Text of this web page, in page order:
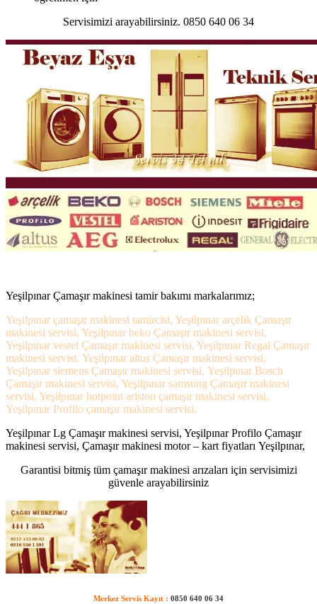
Servisimizi arayabilirsiniz. 0850 640 06 34
Yeşilpınar Çamaşır makinesi tamir bakımı markalarımız;
Yeşilpınar çamaşır makinesi tamircisi, Yeşilpınar arçelik Çamaşır
makinesi servisi, Yeşilpınar beko Çamaşır makinesi servisi,
Yeşilpınar vestel Çamaşır makinesi servisi, Yeşilpınar Regal Çamaşır
makinesi servisi, Yeşilpınar altus Çamaşır makinesi servisi,
Yeşilpınar siemens Çamaşır makinesi servisi, Yeşilpınar Bosch
Çamaşır makinesi servisi, Yeşilpınar samsung Çamaşır makinesi
servisi, Yeşilpınar hotpoint ariston çamaşır makinesi servisi,
Yeşilpınar Profilo çamaşır makinesi servisi,
Yeşilpınar Lg Çamaşır makinesi servisi, Yeşilpınar Profilo Çamaşır
makinesi servisi, Çamaşır makinesi motor – kart fiyatları Yeşilpınar,
Garantisi bitmiş tüm çamaşır makinesi arızaları için servisimizi
güvenle arayabilirsiniz
Merkez Servis Kayıt : 0850 640 06 34